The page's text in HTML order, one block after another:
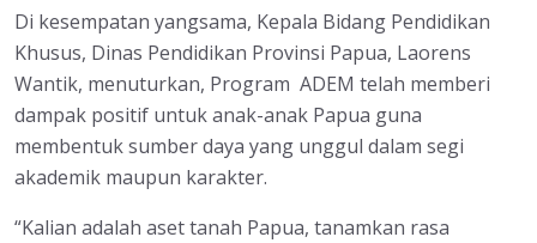
Di kesempatan yangsama, Kepala Bidang Pendidikan
Khusus, Dinas Pendidikan Provinsi Papua, Laorens
Wantik, menuturkan, Program ADEM telah memberi
dampak positif untuk anak-anak Papua guna
membentuk sumber daya yang unggul dalam segi
akademik maupun karakter.
“Kalian adalah aset tanah Papua, tanamkan rasa